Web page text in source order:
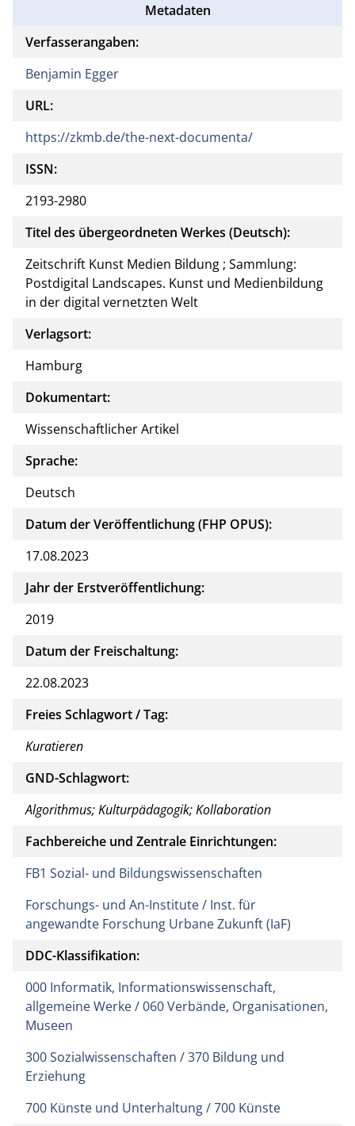
Metadaten
Verfasserangaben:
Benjamin Egger
URL:
https://zkmb.de/the-next-documenta/
ISSN:
2193-2980
Titel des übergeordneten Werkes (Deutsch):
Zeitschrift Kunst Medien Bildung ; Sammlung:
Postdigital Landscapes. Kunst und Medienbildung
in der digital vernetzten Welt
Verlagsort:
Hamburg
Dokumentart:
Wissenschaftlicher Artikel
Sprache:
Deutsch
Datum der Veröffentlichung (FHP OPUS):
17.08.2023
Jahr der Erstveröffentlichung:
2019
Datum der Freischaltung:
22.08.2023
Freies Schlagwort / Tag:
Kuratieren
GND-Schlagwort:
Algorithmus; Kulturpädagogik; Kollaboration
Fachbereiche und Zentrale Einrichtungen:
FB1 Sozial- und Bildungswissenschaften
Forschungs- und An-Institute / Inst. für
angewandte Forschung Urbane Zukunft (IaF)
DDC-Klassifikation:
000 Informatik, Informationswissenschaft,
allgemeine Werke / 060 Verbände, Organisationen,
Museen
300 Sozialwissenschaften / 370 Bildung und
Erziehung
700 Künste und Unterhaltung / 700 Künste